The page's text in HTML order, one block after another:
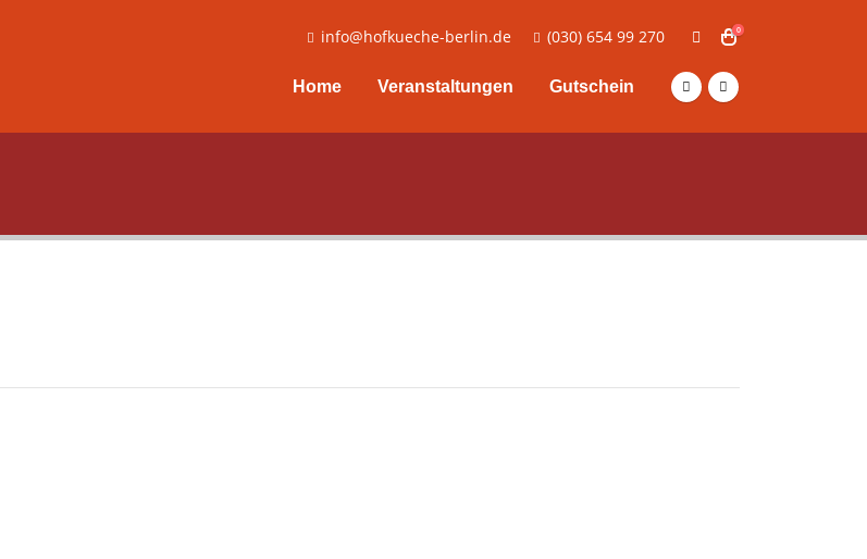
info@hofkueche-berlin.de (030) 654 99 270 0
Home Veranstaltungen Gutschein